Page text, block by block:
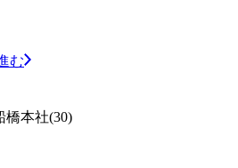
む
橋本社(30)